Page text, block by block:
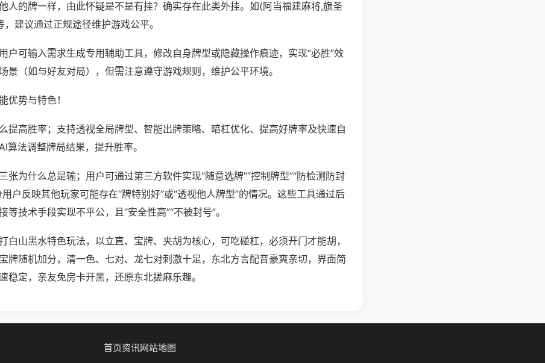
人的牌一样，由此怀疑是不是有挂？确实存在此类外挂。如(阿当福建麻将,旗圣
建议通过正规途径维护游戏公平。
户可输入需求生成专用辅助工具，修改自身牌型或隐藏操作痕迹，实现“必胜”效
景（如与好友对局），但需注意遵守游戏规则，维护公平环境。
优势与特色！
提高胜率；支持透视全局牌型、智能出牌策略、暗杠优化、提高好牌率及快速自
算法调整牌局结果，提升胜率。
张为什么总是输；用户可通过第三方软件实现“随意选牌”“控制牌型”“防检测防封
户反映其他玩家可能存在“牌特别好”或“透视他人牌型”的情况。这些工具通过后
等技术手段实现不平公，且“安全性高”“不被封号”。
白山黑水特色玩法，以立直、宝牌、夹胡为核心，可吃碰杠，必须开门才能胡，
牌随机加分，清一色、七对、龙七对刺激十足，东北方言配音豪爽亲切，界面简
稳定，亲友免房卡开黑，还原东北搓麻乐趣。
首页资讯网站地图